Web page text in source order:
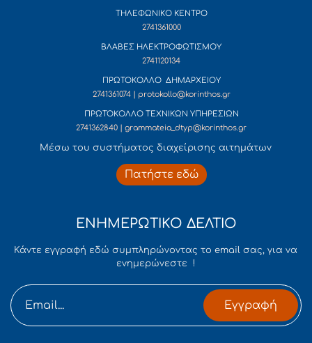
ΤΗΛΕΦΩΝΙΚΟ ΚΕΝΤΡΟ
2741361000
ΒΛΑΒΕΣ ΗΛΕΚΤΡΟΦΩΤΙΣΜΟΥ
2741120134
ΠΡΩΤΟΚΟΛΛΟ ΔΗΜΑΡΧΕΙΟΥ
2741361074 | protokollo@korinthos.gr
ΠΡΩΤΟΚΟΛΛΟ ΤΕΧΝΙΚΩΝ ΥΠΗΡΕΣΙΩΝ
2741362840 | grammateia_dtyp@korinthos.gr
Mέσω του συστήματος διαχείρισης αιτημάτων
Πατήστε εδώ
ΕΝΗΜΕΡΩΤΙΚΟ ΔΕΛΤΙΟ
Κάντε εγγραφή εδώ συμπληρώνοντας το email σας, για να
ενημερώνεστε !
Εγγραφή